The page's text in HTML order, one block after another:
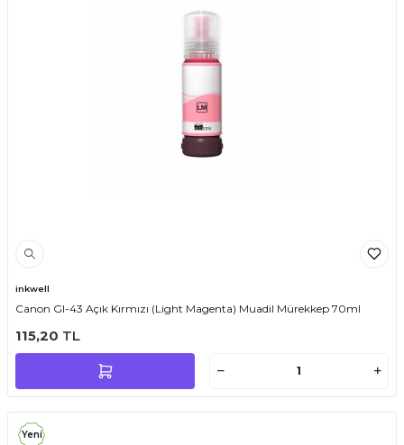
inkwell
Canon GI-43 Açık Kırmızı (Light Magenta) Muadil Mürekkep 70ml
115,20 TL
Yeni